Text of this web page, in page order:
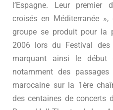
l’Espagne. Leur premier
croisés en Méditerranée
groupe se produit pour la
2006 lors du Festival des
marquant ainsi le début
notamment des
marocaine sur la 1ère
des centaines de concerts